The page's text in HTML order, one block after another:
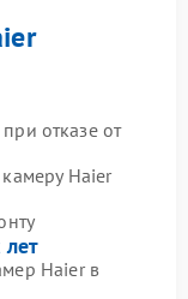
отказе от
Haier
Haier в